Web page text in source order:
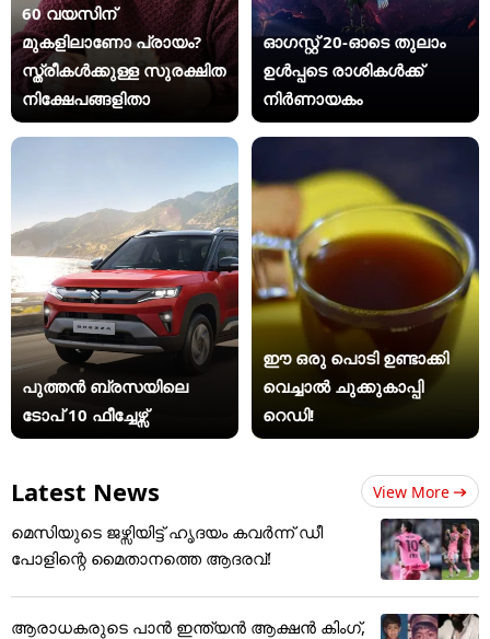
60 വയസിന്
മുകളിലാണോ പ്രായം?
സ്ത്രീകള്‍ക്കുള്ള സുരക്ഷിത
നിക്ഷേപങ്ങളിതാ
ഓഗസ്റ്റ് 20-ഓടെ തുലാം
ഉൾപ്പടെ രാശികൾക്ക്
നിർണായകം
പുത്തൻ ബ്രസയിലെ
ടോപ് 10 ഫീച്ചേഴ്സ്
ഈ ഒരു പൊടി ഉണ്ടാക്കി
വെച്ചാൽ ചുക്കുകാപ്പി
റെഡി!
Latest News View More
മെസിയുടെ ജഴ്സിയിട്ട് ഹൃദയം കവർന്ന് ഡീ
പോളിന്റെ ​മൈതാനത്തെ ആദരവ്!
ആരാധകരുടെ പാൻ ഇന്ത്യൻ ആക്ഷൻ കിംഗ്,